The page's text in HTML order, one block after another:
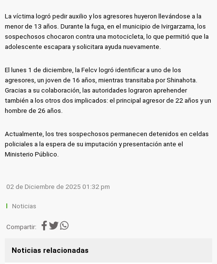
La víctima logró pedir auxilio y los agresores huyeron llevándose a la
menor de 13 años. Durante la fuga, en el municipio de Ivirgarzama, los
sospechosos chocaron contra una motocicleta, lo que permitió que la
adolescente escapara y solicitara ayuda nuevamente.
El lunes 1 de diciembre, la Felcv logró identificar a uno de los
agresores, un joven de 16 años, mientras transitaba por Shinahota.
Gracias a su colaboración, las autoridades lograron aprehender
también a los otros dos implicados: el principal agresor de 22 años y un
hombre de 26 años.
Actualmente, los tres sospechosos permanecen detenidos en celdas
policiales a la espera de su imputación y presentación ante el
Ministerio Público.
02 de Diciembre de 2025 01:32 pm
Noticias
Compartir:
Noticias relacionadas